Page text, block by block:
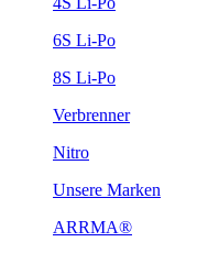
6S Li-Po
8S Li-Po
Verbrenner
Nitro
Unsere Marken
ARRMA®